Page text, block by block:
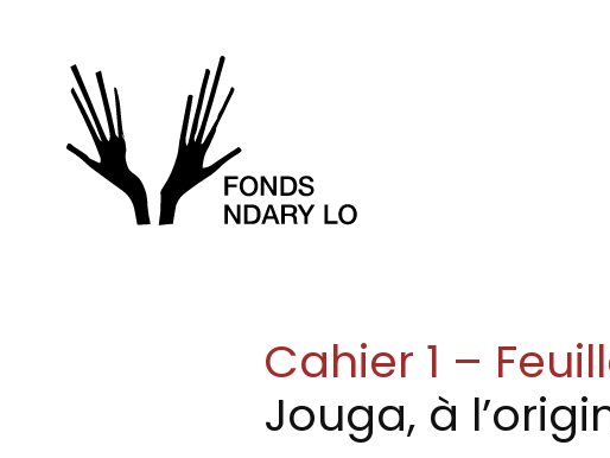
Skip to main content
Cahier 1 –
Jouga, à